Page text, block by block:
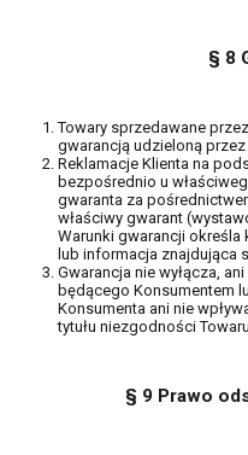
§ 8
Towary sprzedawane
gwarancją udzieloną
Reklamacje Klienta na
bezpośrednio u
gwaranta za
właściwy gwarant
Warunki gwarancji określa
lub informacja znajdująca
Gwarancja nie wyłącza,
będącego Konsumentem
Konsumenta ani nie
tytułu niezgodności
§ 9 Prawo